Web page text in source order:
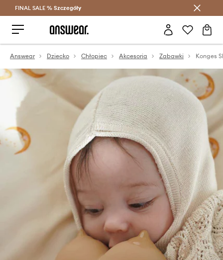
Oszczędzaj z Answear Club >
FINAL SALE % Szczegóły
Answear Dziecko Chłopiec Akcesoria Zabawki